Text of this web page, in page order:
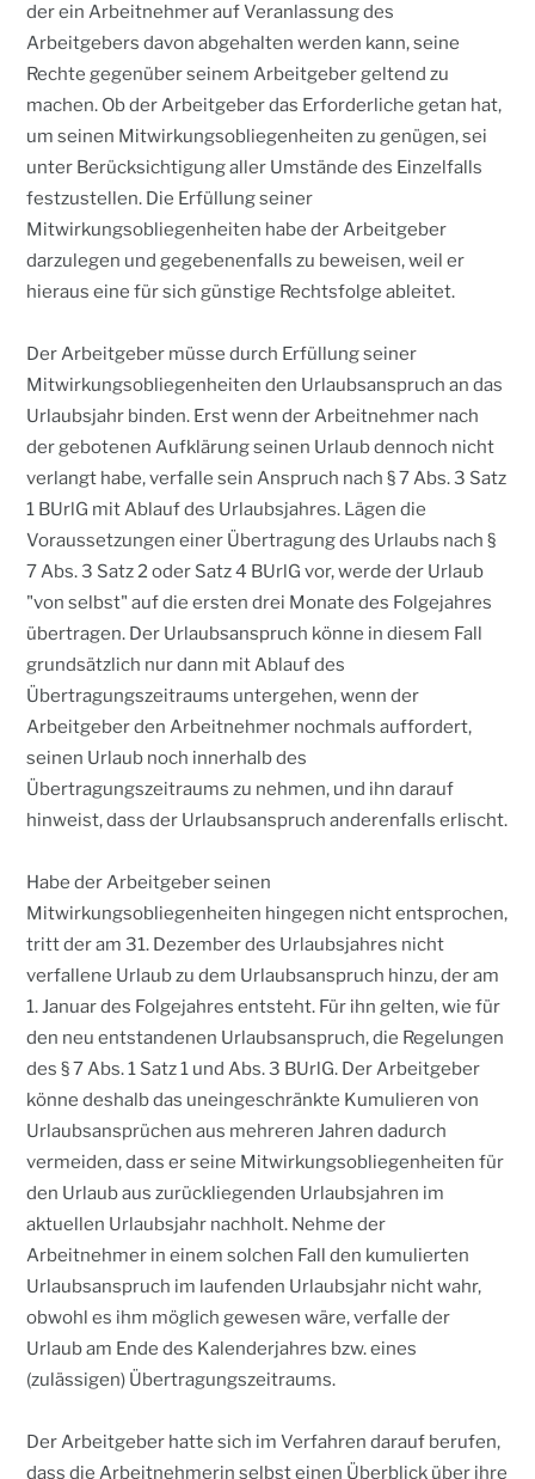
der ein Arbeitnehmer auf Veranlassung des
Arbeitgebers davon abgehalten werden kann, seine
Rechte gegenüber seinem Arbeitgeber geltend zu
machen. Ob der Arbeitgeber das Erforderliche getan hat,
um seinen Mitwirkungsobliegenheiten zu genügen, sei
unter Berücksichtigung aller Umstände des Einzelfalls
festzustellen. Die Erfüllung seiner
Mitwirkungsobliegenheiten habe der Arbeitgeber
darzulegen und gegebenenfalls zu beweisen, weil er
hieraus eine für sich günstige Rechtsfolge ableitet.
Der Arbeitgeber müsse durch Erfüllung seiner
Mitwirkungsobliegenheiten den Urlaubsanspruch an das
Urlaubsjahr binden. Erst wenn der Arbeitnehmer nach
der gebotenen Aufklärung seinen Urlaub dennoch nicht
verlangt habe, verfalle sein Anspruch nach § 7 Abs. 3 Satz
1 BUrlG mit Ablauf des Urlaubsjahres. Lägen die
Voraussetzungen einer Übertragung des Urlaubs nach §
7 Abs. 3 Satz 2 oder Satz 4 BUrlG vor, werde der Urlaub
"von selbst" auf die ersten drei Monate des Folgejahres
übertragen. Der Urlaubsanspruch könne in diesem Fall
grundsätzlich nur dann mit Ablauf des
Übertragungszeitraums untergehen, wenn der
Arbeitgeber den Arbeitnehmer nochmals auffordert,
seinen Urlaub noch innerhalb des
Übertragungszeitraums zu nehmen, und ihn darauf
hinweist, dass der Urlaubsanspruch anderenfalls erlischt.
Habe der Arbeitgeber seinen
Mitwirkungsobliegenheiten hingegen nicht entsprochen,
tritt der am 31. Dezember des Urlaubsjahres nicht
verfallene Urlaub zu dem Urlaubsanspruch hinzu, der am
1. Januar des Folgejahres entsteht. Für ihn gelten, wie für
den neu entstandenen Urlaubsanspruch, die Regelungen
des § 7 Abs. 1 Satz 1 und Abs. 3 BUrlG. Der Arbeitgeber
könne deshalb das uneingeschränkte Kumulieren von
Urlaubsansprüchen aus mehreren Jahren dadurch
vermeiden, dass er seine Mitwirkungsobliegenheiten für
den Urlaub aus zurückliegenden Urlaubsjahren im
aktuellen Urlaubsjahr nachholt. Nehme der
Arbeitnehmer in einem solchen Fall den kumulierten
Urlaubsanspruch im laufenden Urlaubsjahr nicht wahr,
obwohl es ihm möglich gewesen wäre, verfalle der
Urlaub am Ende des Kalenderjahres bzw. eines
(zulässigen) Übertragungszeitraums.
Der Arbeitgeber hatte sich im Verfahren darauf berufen,
dass die Arbeitnehmerin selbst einen Überblick über ihre